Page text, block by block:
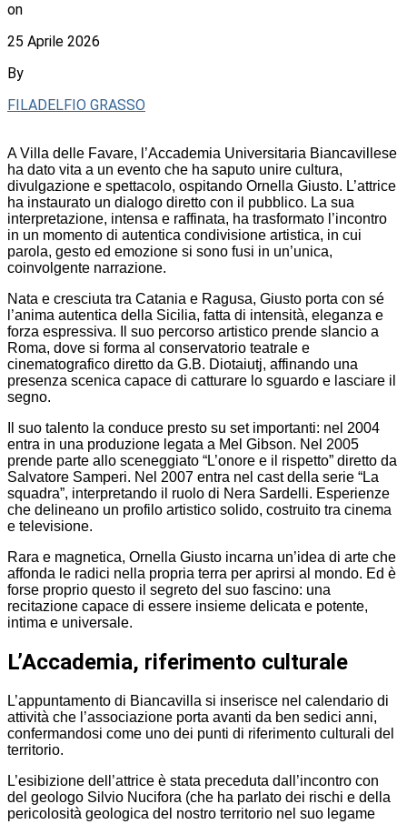
on
25 Aprile 2026
By
FILADELFIO GRASSO
A Villa delle Favare, l’Accademia Universitaria Biancavillese
ha dato vita a un evento che ha saputo unire cultura,
divulgazione e spettacolo, ospitando Ornella Giusto. L’attrice
ha instaurato un dialogo diretto con il pubblico. La sua
interpretazione, intensa e raffinata, ha trasformato l’incontro
in un momento di autentica condivisione artistica, in cui
parola, gesto ed emozione si sono fusi in un’unica,
coinvolgente narrazione.
Nata e cresciuta tra Catania e Ragusa, Giusto porta con sé
l’anima autentica della Sicilia, fatta di intensità, eleganza e
forza espressiva. Il suo percorso artistico prende slancio a
Roma, dove si forma al conservatorio teatrale e
cinematografico diretto da G.B. Diotaiutj, affinando una
presenza scenica capace di catturare lo sguardo e lasciare il
segno.
Il suo talento la conduce presto su set importanti: nel 2004
entra in una produzione legata a Mel Gibson. Nel 2005
prende parte allo sceneggiato “L’onore e il rispetto” diretto da
Salvatore Samperi. Nel 2007 entra nel cast della serie “La
squadra”, interpretando il ruolo di Nera Sardelli. Esperienze
che delineano un profilo artistico solido, costruito tra cinema
e televisione.
Rara e magnetica, Ornella Giusto incarna un’idea di arte che
affonda le radici nella propria terra per aprirsi al mondo. Ed è
forse proprio questo il segreto del suo fascino: una
recitazione capace di essere insieme delicata e potente,
intima e universale.
L’Accademia, riferimento culturale
L’appuntamento di Biancavilla si inserisce nel calendario di
attività che l’associazione porta avanti da ben sedici anni,
confermandosi come uno dei punti di riferimento culturali del
territorio.
L’esibizione dell’attrice è stata preceduta dall’incontro con
del geologo Silvio Nucifora (che ha parlato dei rischi e della
pericolosità geologica del nostro territorio nel suo legame